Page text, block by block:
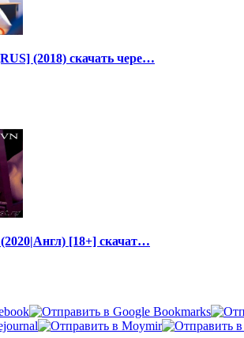
(2018) скачать чере…
[18+] скачат…